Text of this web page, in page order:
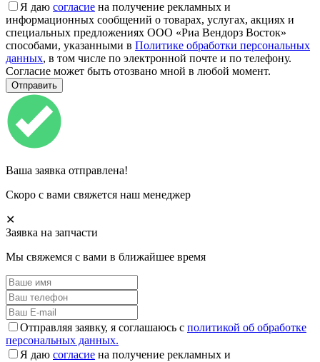
Я даю согласие на получение рекламных и
информационных сообщений о товарах, услугах, акциях и
специальных предложениях ООО «Риа Вендорз Восток»
способами, указанными в Политике обработки персональных
данных, в том числе по электронной почте и по телефону.
Согласие может быть отозвано мной в любой момент.
Ваша заявка отправлена!
Скоро с вами свяжется наш менеджер
✕
Заявка на запчасти
Мы свяжемся с вами в ближайшее время
Отправляя заявку, я соглашаюсь с политикой об обработке
персональных данных.
Я даю согласие на получение рекламных и